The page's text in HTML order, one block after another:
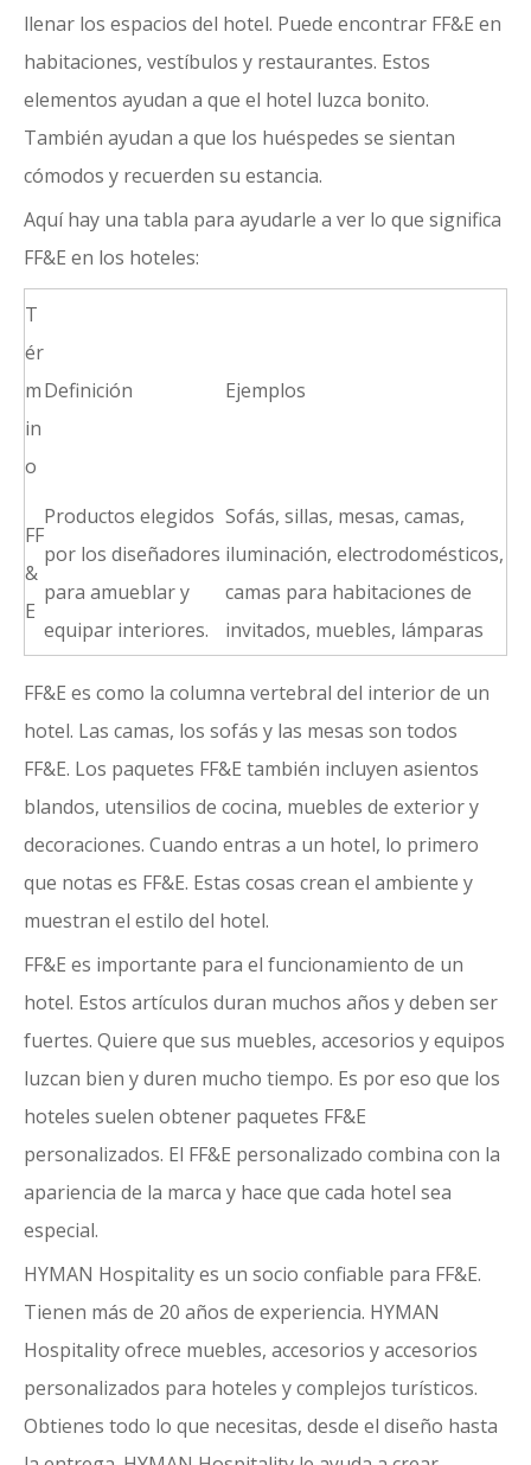
llenar los espacios del hotel. Puede encontrar FF&E en
habitaciones, vestíbulos y restaurantes. Estos
elementos ayudan a que el hotel luzca bonito.
También ayudan a que los huéspedes se sientan
cómodos y recuerden su estancia.
Aquí hay una tabla para ayudarle a ver lo que significa
FF&E en los hoteles:
T
ér
m
in
o
Definición Ejemplos
FF
&
E
Productos elegidos
por los diseñadores
para amueblar y
equipar interiores.
Sofás, sillas, mesas, camas,
iluminación, electrodomésticos,
camas para habitaciones de
invitados, muebles, lámparas
FF&E es como la columna vertebral del interior de un
hotel. Las camas, los sofás y las mesas son todos
FF&E. Los paquetes FF&E también incluyen asientos
blandos, utensilios de cocina, muebles de exterior y
decoraciones. Cuando entras a un hotel, lo primero
que notas es FF&E. Estas cosas crean el ambiente y
muestran el estilo del hotel.
FF&E es importante para el funcionamiento de un
hotel. Estos artículos duran muchos años y deben ser
fuertes. Quiere que sus muebles, accesorios y equipos
luzcan bien y duren mucho tiempo. Es por eso que los
hoteles suelen obtener paquetes FF&E
personalizados. El FF&E personalizado combina con la
apariencia de la marca y hace que cada hotel sea
especial.
HYMAN Hospitality es un socio confiable para FF&E.
Tienen más de 20 años de experiencia. HYMAN
Hospitality ofrece muebles, accesorios y accesorios
personalizados para hoteles y complejos turísticos.
Obtienes todo lo que necesitas, desde el diseño hasta